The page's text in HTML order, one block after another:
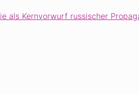
als Kernvorwurf russischer